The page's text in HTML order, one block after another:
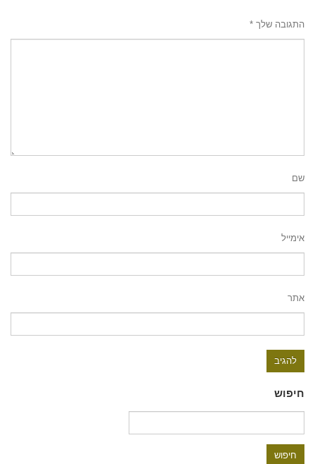
התגובה שלך *
שם
אימייל
אתר
חיפוש